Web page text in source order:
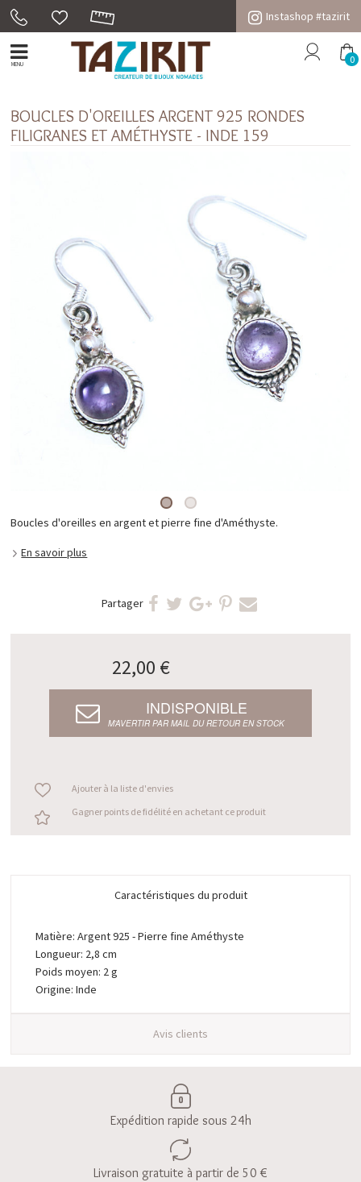
Instashop #tazirit
MENU 0
BOUCLES D'OREILLES ARGENT 925 RONDES
FILIGRANES ET AMÉTHYSTE - INDE 159
Boucles d'oreilles en argent et pierre fine d'Améthyste.
En savoir plus
Partager
22,00 €
INDISPONIBLE
M’AVERTIR PAR MAIL DU RETOUR EN STOCK
Ajouter à la liste d'envies
Gagner points de fidélité en achetant ce produit
Caractéristiques du produit
Matière: Argent 925 - Pierre fine Améthyste
Longueur: 2,8 cm
Poids moyen: 2 g
Origine: Inde
Avis clients
Expédition rapide sous 24h
Livraison gratuite à partir de 50 €